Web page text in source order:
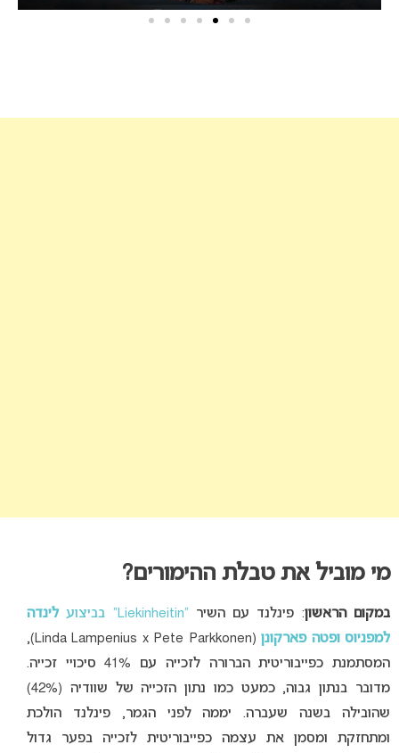
מי מוביל את טבלת ההימורים?
במקום הראשון: פינלנד עם השיר “Liekinheitin” בביצוע
לינדה
למפניוס ופטה פארקונן
(Linda Lampenius x Pete Parkkonen),
המסתמנת כפייבוריטית הברורה לזכייה עם 41% סיכויי זכייה.
מדובר בנתון גבוה, כמעט כמו נתון הזכייה של שוודיה (42%)
שהובילה בשנה שעברה. יממה לפני הגמר, פינלנד הולכת
ומתחזקת ומסמן את עצמה כפייבוריטית לזכייה בפער גדול